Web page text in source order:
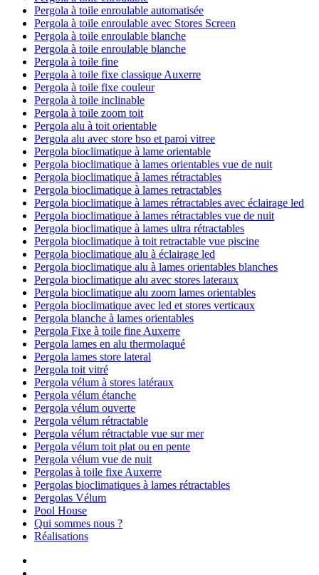
Pergola à toile enroulable automatisée
Pergola à toile enroulable avec Stores Screen
Pergola à toile enroulable blanche
Pergola à toile enroulable blanche
Pergola à toile fine
Pergola à toile fixe classique Auxerre
Pergola à toile fixe couleur
Pergola à toile inclinable
Pergola à toile zoom toit
Pergola alu à toit orientable
Pergola alu avec store bso et paroi vitree
Pergola bioclimatique à lame orientable
Pergola bioclimatique à lames orientables vue de nuit
Pergola bioclimatique à lames rétractables
Pergola bioclimatique à lames retractables
Pergola bioclimatique à lames rétractables avec éclairage led
Pergola bioclimatique à lames rétractables vue de nuit
Pergola bioclimatique à lames ultra rétractables
Pergola bioclimatique à toit retractable vue piscine
Pergola bioclimatique alu à éclairage led
Pergola bioclimatique alu à lames orientables blanches
Pergola bioclimatique alu avec stores lateraux
Pergola bioclimatique alu zoom lames orientables
Pergola bioclimatique avec led et stores verticaux
Pergola blanche à lames orientables
Pergola Fixe à toile fine Auxerre
Pergola lames en alu thermolaqué
Pergola lames store lateral
Pergola toit vitré
Pergola vélum à stores latéraux
Pergola vélum étanche
Pergola vélum ouverte
Pergola vélum rétractable
Pergola vélum rétractable vue sur mer
Pergola vélum toit plat ou en pente
Pergola vélum vue de nuit
Pergolas à toile fixe Auxerre
Pergolas bioclimatiques à lames rétractables
Pergolas Vélum
Pool House
Qui sommes nous ?
Réalisations